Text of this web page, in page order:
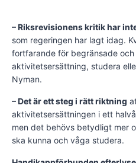
– Riksrevisionens kritik har
som regeringen har lagt idag.
fortfarande för begränsade
aktivitetsersättning, studera
Nyman.
– Det är ett steg i rätt riktning
aktivitetsersättningen i ett
men det behövs betydligt mer
ska kunna och våga studera.